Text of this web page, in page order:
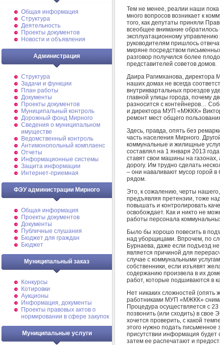
Общая информация
Структура
Деятельность
Проекты документов
Новости и объявления
Администрация
Структура
Задачи и функции
План работы
Документы
Проекты документов
Муниципальный контроль
Дорожный фонд Мирного
Cведения о муниципальном
имуществе
Ведомственный контроль
Антимонопольный комплаенс
Отчеты
Информационные системы
Защита информации
Интернет-приемная
ФЭУ администрации Мирного
Общая информация
Проекты документов
Документы
Публичные слушания
Бюджет для граждан
Бюджет
Муниципальный заказ
Конкурсы
Котировки
Аукционы
Информация, документы
Проекты правовых актов о
нормировании в сфере закупок
Муниципальные услуги
Тем не менее, реалии наши пока
много вопросов возникает к
того, как депутаты приняли
всеобщее внимание
эксплуатационному
руководителям пришлось
миряне посредством
разговор получился более
представителей советов домов.
Даира Рагимханова, директора
наших домах не всегда
внутриквартальных проездов
главной улицы города, почему
разносится с контейнеров…
и директора МУП «МЖКК»
ремонт мест общего
Здесь, правда, опять без
часть населения Мирного.
коммунальные и жилищные
составлял на 1 января 2013
ставят свои машины на
дорогу. Им трудно сделать
– они наваливают мусор горой
рядом.
Это, к сожалению, черты нашего,
предъявляя претензии, тоже
повышать и контролировать
освобождает. Как и никто не
работы персонала
Было бы хорошо повесить в
над уборщицами. Впрочем, по
Бурнаева, даже если подъезд
является причиной для
случае с коммунальными
собственники, если изъявят
содержанию произвела в их
работ, которые подшиваются в
Нет никаких сложностей (опять
работниками МУП «МЖКК»
Процедура осуществляется с
позвонить (или сходить) в свое
хочется проверить, с какой
этого нужно подать
присутствии информация будет
затем ее распечатают и